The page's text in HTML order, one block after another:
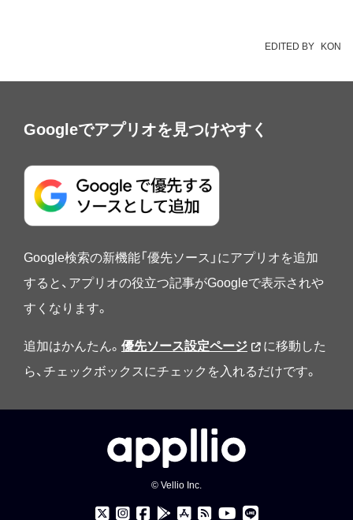
EDITED BY KON
Googleでアプリオを見つけやすく
Google検索の新機能「優先ソース」にアプリオを追加
すると、アプリオの役立つ記事がGoogleで表示されや
すくなります。
追加はかんたん。 優先ソース設定ページ
に移動した
ら、チェックボックスにチェックを入れるだけです。
© Vellio Inc.